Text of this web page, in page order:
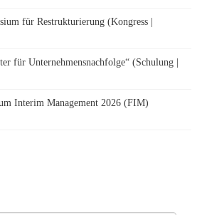
für Restrukturierung (Kongress |
für Unternehmensnachfolge“ (Schulung |
Interim Management 2026 (FIM)